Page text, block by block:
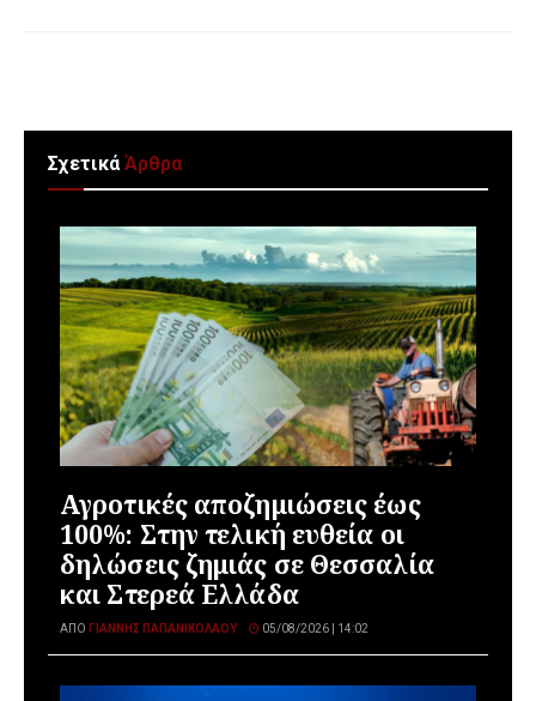
ΣχετικάΆρθρα
Αγροτικές αποζημιώσεις έως
100%: Στην τελική ευθεία οι
δηλώσεις ζημιάς σε Θεσσαλία
και Στερεά Ελλάδα
ΑΠΌ ΓΙΆΝΝΗΣ ΠΑΠΑΝΙΚΟΛΆΟΥ 05/08/2026 | 14:02